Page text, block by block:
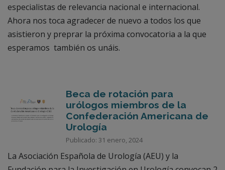
especialistas de relevancia nacional e internacional.
Ahora nos toca agradecer de nuevo a todos los que
asistieron y preprar la próxima convocatoria a la que
esperamos también os unáis.
Beca de rotación para
urólogos miembros de la
Confederación Americana de
Urología
Publicado: 31 enero, 2024
La Asociación Española de Urología (AEU) y la